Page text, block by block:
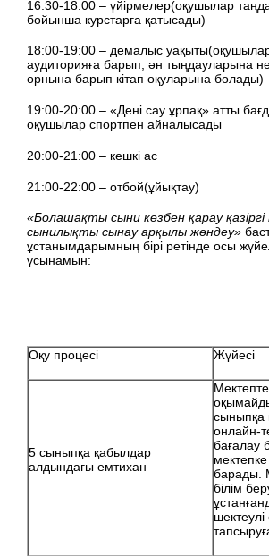
16:30-18:00 – үйірмелер(оқушылар
бойынша курстарға қатысады)
18:00-19:00 – демалыс
аудиторияға барып, ән тыңдауларына
орнына барып кітап оқуларына болады)
19:00-20:00 – «Дені сау ұрпақ» атты
оқушылар спортпен айналысады
20:00-21:00 – кешкі ас
21:00-22:00 – отбой(ұйықтау)
«Болашақты сыни көзбен қарау
сынилықты сынау арқылы жөндеу»
ұстанымдарымның бірі ретінде осы
ұсынамын:
Оқу процесі Жүйесі
5 сыныпқа қабылдар
алдындағы емтихан
сыныпқа
онлайн-
бағалау
мектепке
барады.
білім